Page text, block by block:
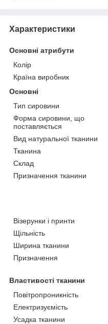
Характеристики
Основні атрибути
Колір
Країна виробник
Основні
Тип сировини
Форма сировини, що
поставляється
Вид натуральної тканини
Тканина
Склад
Призначення тканини
Візерунки і принти
Щільність
Ширина тканини
Призначення
Властивості тканини
Повітропроникність
Електризуємість
Усадка тканини